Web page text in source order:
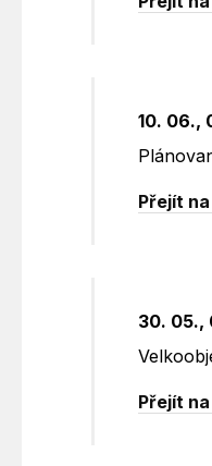
10. 06.,
Přejít
30. 05.,
Přejít